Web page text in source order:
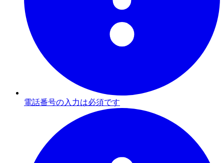
電話番号の入力は必須です